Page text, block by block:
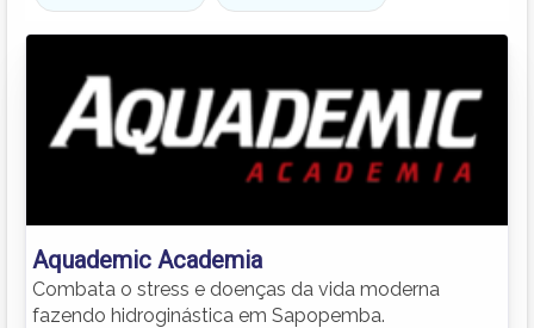
Aquademic Academia
Combata o stress e doenças da vida moderna
fazendo hidroginástica em Sapopemba.